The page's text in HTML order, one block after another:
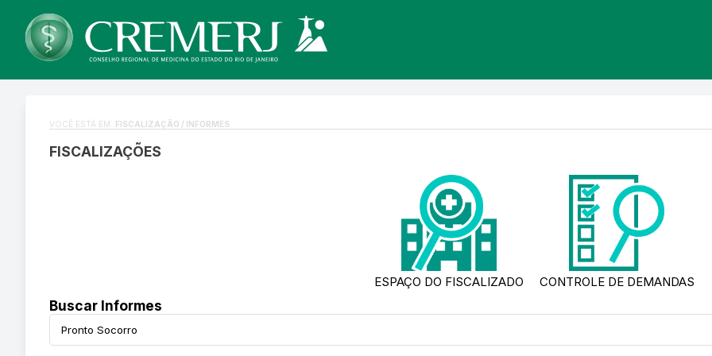
VOCÊ ESTÁ EM: FISCALIZAÇÃO / INFORMES
FISCALIZAÇÕES
ESPAÇO DO FISCALIZADO CONTROLE DE DEMANDAS
Buscar Informes